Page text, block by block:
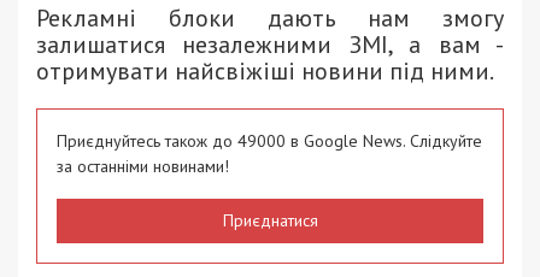
Рекламні блоки дають нам змогу
залишатися незалежними ЗМІ, а вам -
отримувати найсвіжіші новини під ними.
Приєднуйтесь також до 49000 в Google News. Слідкуйте
за останніми новинами!
Приєднатися